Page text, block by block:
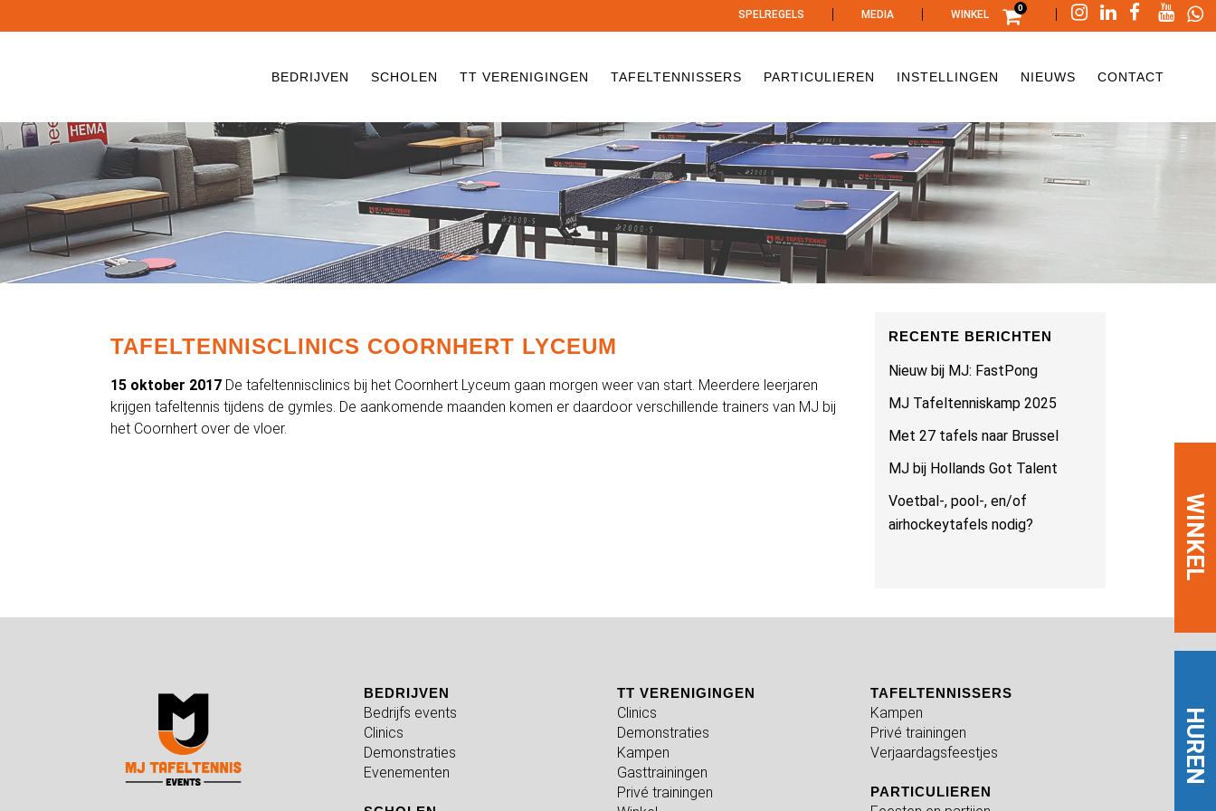
SPELREGELS | MEDIA | WINKEL
0 |
BEDRIJVEN SCHOLEN TT VERENIGINGEN TAFELTENNISSERS PARTICULIEREN INSTELLINGEN NIEUWS CONTACT
HUREN
WINKEL
TAFELTENNISCLINICS COORNHERT LYCEUM
15 oktober 2017 De tafeltennisclinics bij het Coornhert Lyceum gaan morgen weer van start. Meerdere leerjaren
krijgen tafeltennis tijdens de gymles. De aankomende maanden komen er daardoor verschillende trainers van MJ bij
het Coornhert over de vloer.
RECENTE BERICHTEN
Nieuw bij MJ: FastPong
MJ Tafeltenniskamp 2025
Met 27 tafels naar Brussel
MJ bij Hollands Got Talent
Voetbal-, pool-, en/of
airhockeytafels nodig?
BEDRIJVEN
Bedrijfs events
Clinics
Demonstraties
Evenementen
TT VERENIGINGEN
Clinics
Demonstraties
Kampen
Gasttrainingen
Privé trainingen
TAFELTENNISSERS
Kampen
Privé trainingen
Verjaardagsfeestjes
PARTICULIEREN